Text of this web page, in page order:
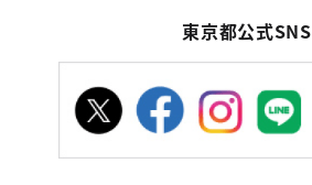
東京都公式SNS